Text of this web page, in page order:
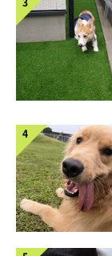
「人からよく
分ではそうは
す」
「私と言うよ
っと首を傾け